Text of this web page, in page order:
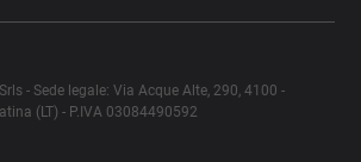
- Sede legale: Via Acque Alte, 290, 4100 -
(LT) - P.IVA 03084490592